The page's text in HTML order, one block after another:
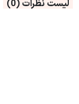
لیست نظرات(0)